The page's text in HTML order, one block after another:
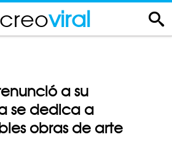
viral
a su
se dedica a
obras de arte